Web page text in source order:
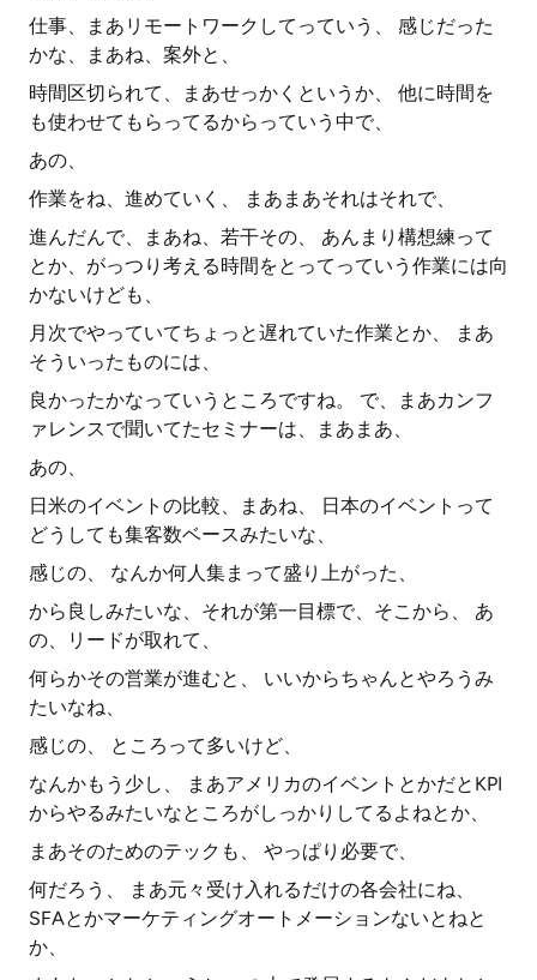
仕事、まあリモートワークしてっていう、 感じだった
かな、まあね、案外と、
時間区切られて、まあせっかくというか、 他に時間を
も使わせてもらってるからっていう中で、
あの、
作業をね、進めていく、 まあまあそれはそれで、
進んだんで、まあね、若干その、 あんまり構想練って
とか、がっつり考える時間をとってっていう作業には向
かないけども、
月次でやっていてちょっと遅れていた作業とか、 まあ
そういったものには、
良かったかなっていうところですね。 で、まあカンフ
ァレンスで聞いてたセミナーは、まあまあ、
あの、
日米のイベントの比較、まあね、 日本のイベントって
どうしても集客数ベースみたいな、
感じの、 なんか何人集まって盛り上がった、
から良しみたいな、それが第一目標で、そこから、 あ
の、リードが取れて、
何らかその営業が進むと、 いいからちゃんとやろうみ
たいなね、
感じの、 ところって多いけど、
なんかもう少し、 まあアメリカのイベントとかだとKPI
からやるみたいなところがしっかりしてるよねとか、
まあそのためのテックも、 やっぱり必要で、
何だろう、 まあ元々受け入れるだけの各会社にね、
SFAとかマーケティングオートメーションないとねと
か、